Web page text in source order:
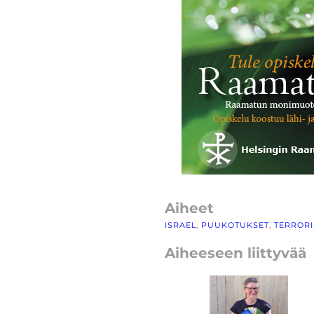
Aiheet
ISRAEL PUUKOTUKSET,
Aiheeseen liittyvää